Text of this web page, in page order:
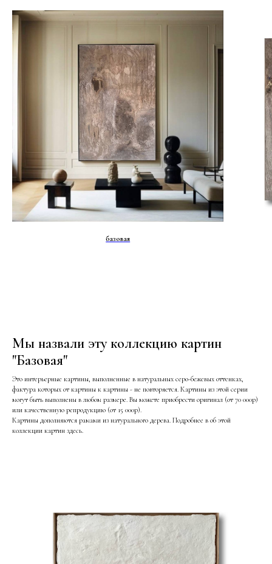
базовая
Мы назвали эту коллекцию картин
"Базовая"
Это интерьерные картины, выполненные в натуральных серо-бежевых оттенках,
фактура которых от картины к картины - не повторяется. Картины из этой серии
могут быть выполнены в любом размере. Вы можете приобрести оригинал (от 70 000р)
или качественную репродукцию (от 15 000р).
Картины дополняются рамами из натурального дерева. Подробнее в об этой
коллекции картин здесь.